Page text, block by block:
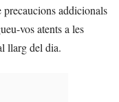
addicionals
vos atents a les
llarg del dia.